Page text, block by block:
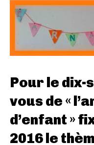
Pour le dix-
vous de «
d’enfant »
2016 le